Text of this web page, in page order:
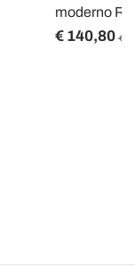
moderno
€ 140,80 €